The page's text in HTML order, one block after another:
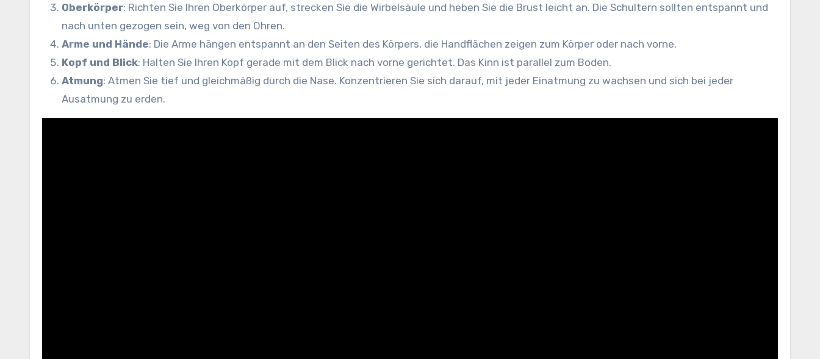
Oberkörper: Richten Sie Ihren Oberkörper auf, strecken Sie die Wirbelsäule und heben Sie die Brust leicht an. Die Schultern sollten entspannt und
nach unten gezogen sein, weg von den Ohren.
Arme und Hände: Die Arme hängen entspannt an den Seiten des Körpers, die Handflächen zeigen zum Körper oder nach vorne.
Kopf und Blick: Halten Sie Ihren Kopf gerade mit dem Blick nach vorne gerichtet. Das Kinn ist parallel zum Boden.
Atmung: Atmen Sie tief und gleichmäßig durch die Nase. Konzentrieren Sie sich darauf, mit jeder Einatmung zu wachsen und sich bei jeder
Ausatmung zu erden.